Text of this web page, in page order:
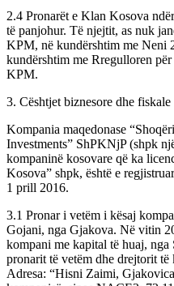
2.4 Pronarët e Klan Kosova
të panjohur. Të njejtit, as nuk
KPM, në kundërshtim me Neni
kundërshtim me Rregulloren
KPM.
3. Cështjet biznesore dhe fiskale
Kompania maqedonase
Investments” ShPKNjP (shpk
kompaninë kosovare që ka
Kosova” shpk, është e
1 prill 2016.
3.1 Pronar i vetëm i kësaj
Gojani, nga Gjakova. Në vitin
kompani me kapital të huaj, nga
pronarit të vetëm dhe drejtorit të
Adresa: “Hisni Zaimi,